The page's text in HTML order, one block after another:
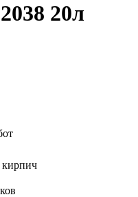
20л
кирпич